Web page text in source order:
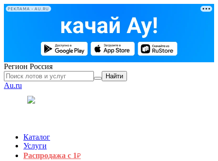
РЕКЛАМА • AU.RU
Регион Россия
Найти
Au.ru
Каталог
Услуги
Распродажа с 1₽